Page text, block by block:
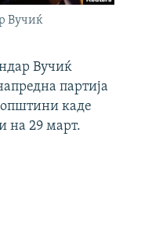
Вучиќ
Вучиќ
партија
општини каде
на 29 март.